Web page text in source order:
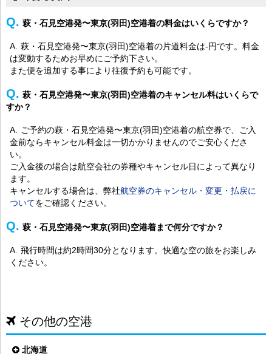
萩・石見空港発〜東京(羽田)空港着の料金はいくらですか？
萩・石見空港発〜東京(羽田)空港着の片道料金は-円です。料金
は変動するためお早めにご予約下さい。
また便を追加する事により往復予約も可能です。
萩・石見空港発〜東京(羽田)空港着のキャンセル料はいくらで
すか？
ご予約の萩・石見空港発〜東京(羽田)空港着の航空券で、ご入
金前ならキャンセル料金は一切かかりませんのでご安心くださ
い。
ご入金後の場合は航空会社の券種やキャンセル日によって異なり
ます。
キャンセルする場合は、弊社航空券のキャンセル・変更・払戻に
ついてをご確認ください。
萩・石見空港発〜東京(羽田)空港着まで何分ですか？
飛行時間は約2時間30分となります。快適な空の旅をお楽しみ
ください。
その他の空港
北海道